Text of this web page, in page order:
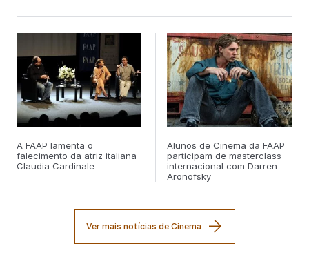
A FAAP lamenta o
falecimento da atriz italiana
Claudia Cardinale
Alunos de Cinema da FAAP
participam de masterclass
internacional com Darren
Aronofsky
Ver mais notícias de Cinema